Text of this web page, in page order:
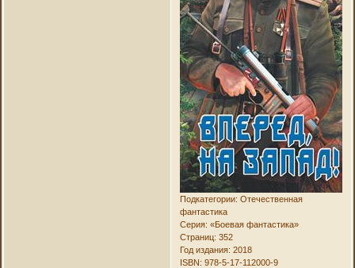
Подкатегории: Отечественная
фантастика
Серия: «Боевая фантастика»
Страниц: 352
Год издания: 2018
ISBN: 978-5-17-112000-9